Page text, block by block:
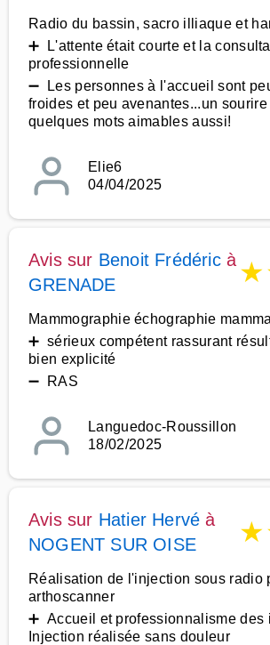
Radio du bassin, sacro illiaque et
➕ L'attente était courte et la
professionnelle
➖ Les personnes à l'accueil sont
froides et peu avenantes...un
quelques mots aimables aussi!
Elie6
04/04/2025
Avis sur Benoit Frédéricà
GRENADE
★
Mammographie échographie
➕ sérieux compétent rassurant
bien explicité
➖ RAS
Languedoc-Roussillon
18/02/2025
Avis sur Hatier Hervé à
NOGENT SUR OISE
★
Réalisation de l'injection sous radio
arthoscanner
➕ Accueil et professionnalisme des
Injection réalisée sans douleur